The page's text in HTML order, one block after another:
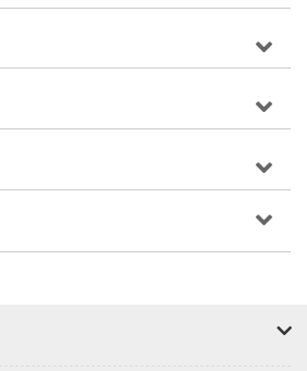
人均壽命提高了；資訊串連全
，我們卻活得愈來愈焦慮，覺得
最好的時代，也可能是最糟糕的
的繁榮，也引發新的弊端：財富
疾病傳播、宗教狂熱、種族戰
無前例的風險，挑戰人類的極
築、海陸貿易、藝術、基因工
文藝復興在即，後人如何評價我